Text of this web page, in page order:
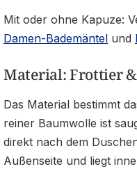
Mit oder ohne Kapuze:
Damen-Bademäntel und
Material: Frottier
Das Material bestimmt
reiner Baumwolle ist
direkt nach dem
Außenseite und liegt